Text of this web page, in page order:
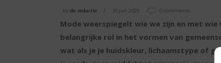
by de redactie 31 juli 2025 0 comments
Mode weerspiegelt wie we zijn en met
belangrijke rol in het vormen van
wat als je je huidskleur, lichaamstype of